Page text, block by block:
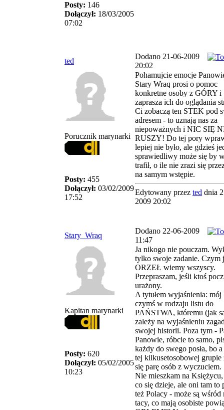
Posty: 146
Dołączył: 18/03/2005
07:02
ted
Dodano 21-06-2009
20:02
Porucznik marynarki
Posty: 455
Dołączył: 03/02/2009
17:52
Pohamujcie emocje
Stary Wraq prosi o pomoc
konkretne osoby z GÓRY i
zaprasza ich do oglądania
Ci zobaczą ten STEK pod
adresem - to uznają nas za
niepoważnych i NIC SIĘ
RUSZY! Do tej pory
lepiej nie było, ale gdzieś
sprawiedliwy może się by
trafił, o ile nie zrazi się
na samym wstępie.
Edytowany przez ted dnia
2009 20:02
Stary_Wraq
Dodano 22-06-2009
11:47
Kapitan marynarki
Posty: 620
Dołączył: 05/02/2005
10:23
Ja nikogo nie pouczam.
tylko swoje zadanie. Czym
ORZEŁ wiemy wszyscy.
Przepraszam, jeśli ktoś
urażony.
A tytułem wyjaśnienia: mój
czymś w rodzaju listu do
PAŃSTWA, któremu (jak
zależy na wyjaśnieniu
swojej historii. Poza tym -
Panowie, róbcie to samo,
każdy do swego posła, bo
tej kilkusetosobowej grupie
się parę osób z wyczuciem.
Nie mieszkam na
co się dzieje, ale oni tam to
też Polacy - może są wśród
tacy, co mają osobiste